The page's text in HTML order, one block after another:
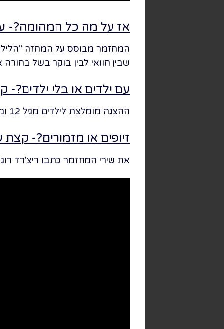
אז על מה כל המהומה?-
שבין חוואי לבין בוקר בשל
עם ילדים או בלי ילדים?-
ההצגה מומלצת לילדים מגיל 12 ומעלה. לא כדאי לבוא עם ילדים שאין להם אנגלית ברמה גבוהה מאוד.
זיופים או מזמורים?-
את שירי המחזמר כתבו ריצ'רד